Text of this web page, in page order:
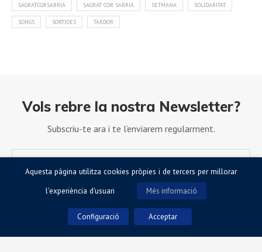
SAGRATCORSARRIÀ SAGRAT COR SARRIÀ SETMANA SOLIDARITAT
SONGS SORTIDES TARDOR
Vols rebre la nostra Newsletter?
Subscriu-te ara i te l’enviarem regularment.
Accepto la Política de Privacitat
Aquesta pàgina utilitza cookies pròpies i de tercers per millorar
l'experiència d'usuari
Més informació
Configuració Acceptar